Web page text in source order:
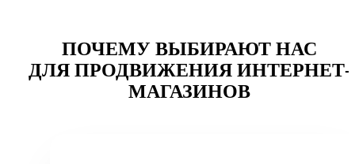
ПОЧЕМУ ВЫБИРАЮТ НАС
ДЛЯ ПРОДВИЖЕНИЯ ИНТЕРНЕТ-
МАГАЗИНОВ